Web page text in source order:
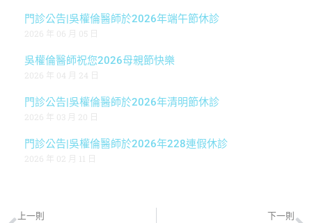
門診公告|吳權倫醫師於2026年端午節休診
2026 年 06 月 05 日
吳權倫醫師祝您2026母親節快樂
2026 年 04 月 24 日
門診公告|吳權倫醫師於2026年清明節休診
2026 年 03 月 20 日
門診公告|吳權倫醫師於2026年228連假休診
2026 年 02 月 11 日
上一則 下一則